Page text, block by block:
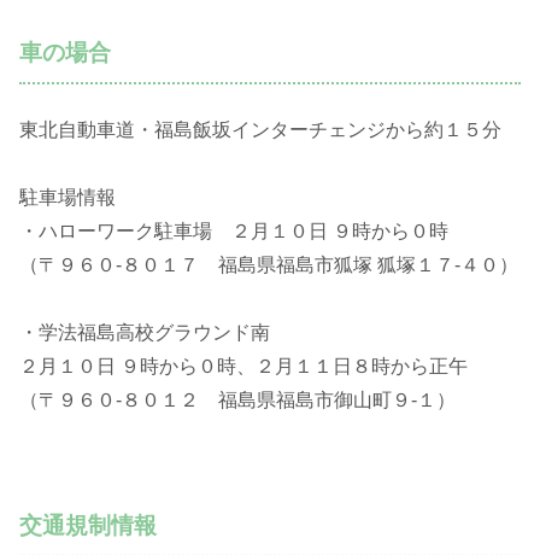
車の場合
東北自動車道・福島飯坂インターチェンジから約１５分
駐車場情報
・ハローワーク駐車場 ２月１０日 ９時から０時
（〒９６０-８０１７ 福島県福島市狐塚 狐塚１７-４０）
・学法福島高校グラウンド南
２月１０日 ９時から０時、２月１１日８時から正午
（〒９６０-８０１２ 福島県福島市御山町９-１）
交通規制情報